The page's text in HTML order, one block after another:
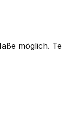
möglich.